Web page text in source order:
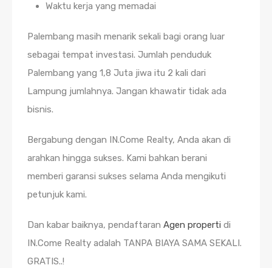
Waktu kerja yang memadai
Palembang masih menarik sekali bagi orang luar
sebagai tempat investasi. Jumlah penduduk
Palembang yang 1,8 Juta jiwa itu 2 kali dari
Lampung jumlahnya. Jangan khawatir tidak ada
bisnis.
Bergabung dengan IN.Come Realty, Anda akan di
arahkan hingga sukses. Kami bahkan berani
memberi garansi sukses selama Anda mengikuti
petunjuk kami.
Dan kabar baiknya, pendaftaran Agen properti di
IN.Come Realty adalah TANPA BIAYA SAMA SEKALI.
GRATIS..!